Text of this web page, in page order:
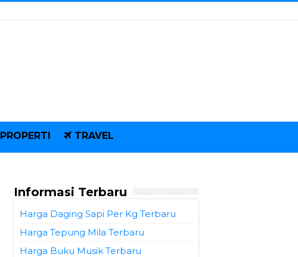
PROPERTI TRAVEL
Informasi Terbaru
Harga Daging Sapi Per Kg Terbaru
Harga Tepung Mila Terbaru
Harga Buku Musik Terbaru